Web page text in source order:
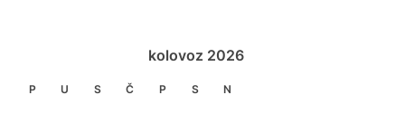
kolovoz 2026
P U S Č P S N